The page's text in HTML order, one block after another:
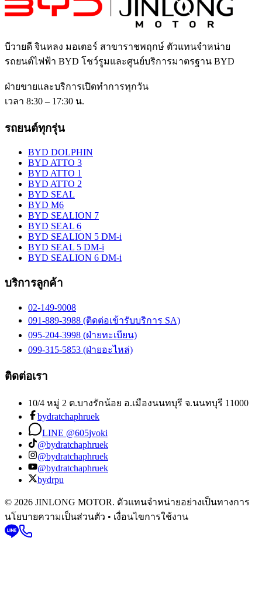
บีวายดี จินหลง มอเตอร์ สาขาราชพฤกษ์ ตัวแทนจำหน่าย
รถยนต์ไฟฟ้า BYD โชว์รูมและศูนย์บริการมาตรฐาน BYD
ฝ่ายขายและบริการเปิดทำการทุกวัน
เวลา 8:30 – 17:30 น.
รถยนต์ทุกรุ่น
BYD DOLPHIN
BYD ATTO 3
BYD ATTO 1
BYD ATTO 2
BYD SEAL
BYD M6
BYD SEALION 7
BYD SEAL 6
BYD SEALION 5 DM-i
BYD SEAL 5 DM-i
BYD SEALION 6 DM-i
บริการลูกค้า
02-149-9008
091-889-3988 (ติดต่อเข้ารับบริการ SA)
095-204-3998 (ฝ่ายทะเบียน)
099-315-5853 (ฝ่ายอะไหล่)
ติดต่อเรา
10/4 หมู่ 2 ต.บางรักน้อย อ.เมืองนนทบุรี จ.นนทบุรี 11000
bydratchaphruek
LINE @605jvoki
@bydratchaphruek
@bydratchaphruek
@bydratchaphruek
bydrpu
© 2026 JINLONG MOTOR. ตัวแทนจำหน่ายอย่างเป็นทางการ
นโยบายความเป็นส่วนตัว • เงื่อนไขการใช้งาน